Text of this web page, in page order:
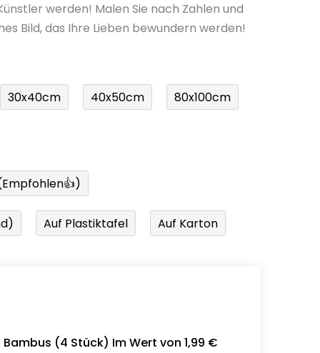
werden! Malen Sie nach Zahlen und
Bild, das Ihre Lieben bewundern werden!
30x40cm 40x50cm 80x100cm
Auf Plastiktafel Auf Karton
(4 Stück) Im Wert von 1,99 €